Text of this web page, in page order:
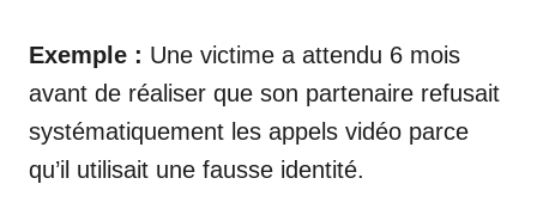
Exemple : Une victime a attendu 6 mois
avant de réaliser que son partenaire refusait
systématiquement les appels vidéo parce
qu’il utilisait une fausse identité.